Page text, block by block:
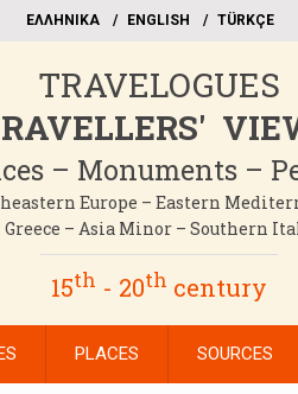
EΛΛΗΝΙΚΑ ΕΝGLISH TÜRKÇE
TRAVELOGUES
– Monuments –
Europe – Eastern
Greece – Asia Minor – Southern
15th - 20th century
PLACES SOURCES